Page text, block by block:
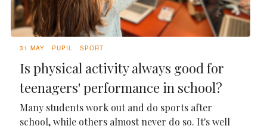
31 MAY PUPIL SPORT
Is physical activity always good for
teenagers' performance in school?
Many students work out and do sports after
school, while others almost never do so. It's well